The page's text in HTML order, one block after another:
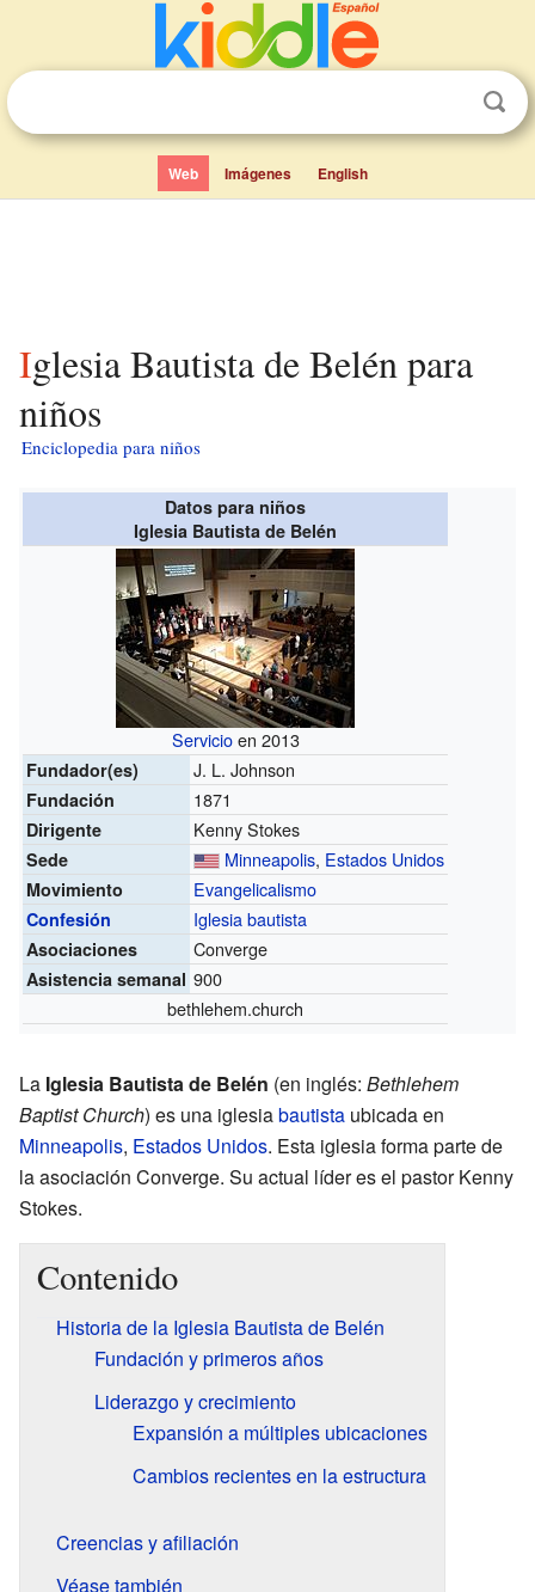
Web Imágenes English
Iglesia Bautista de Belén para
niños
Enciclopedia para niños
Datos para niños
Iglesia Bautista de Belén
Servicioen 2013
Fundador(es) J. L. Johnson
Fundación 1871
Dirigente Kenny Stokes
Sede Minneapolis, Estados Unidos
Movimiento Evangelicalismo
Confesión Iglesia bautista
Asociaciones Converge
Asistencia semanal 900
bethlehem.church
La Iglesia Bautista de Belén (en inglés: Bethlehem
Baptist Church) es una iglesiabautista ubicada en
Minneapolis, Estados Unidos. Esta iglesia forma parte de
la asociación Converge. Su actual líder es el pastor Kenny
Stokes.
Contenido
Historia de la Iglesia Bautista de Belén
Fundación y primeros años
Liderazgo y crecimiento
Expansión a múltiples ubicaciones
Cambios recientes en la estructura
Creencias y afiliación
Véase también